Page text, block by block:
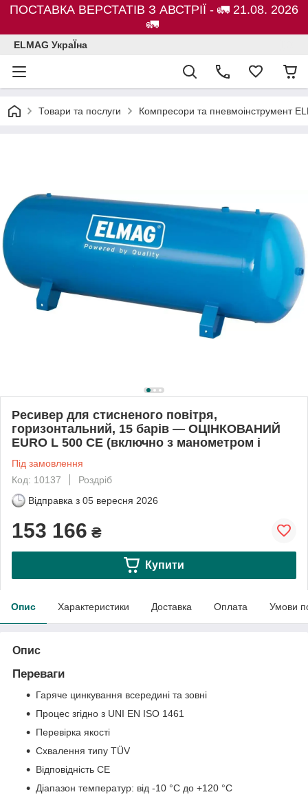
ПОСТАВКА ВЕРСТАТІВ З АВСТРІЇ - 🚛 21.08. 2026
🚛
ELMAG УкраЇна
Товари та послуги Компресори та пневмоінструмент
Ресивер для стисненого повітря,
горизонтальний, 15 барів — ОЦІНКОВАНИЙ
EURO L 500 CE (включно з манометром і
Під замовлення
Код: 10137
Роздріб
Відправка з 05 вересня 2026
153 166 ₴
Купити
Опис Характеристики Доставка Оплата Умови
Опис
Переваги
Гаряче цинкування всередині та зовні
Процес згідно з UNI EN ISO 1461
Перевірка якості
Схвалення типу TÜV
Відповідність CE
Діапазон температур: від -10 °C до +120 °C